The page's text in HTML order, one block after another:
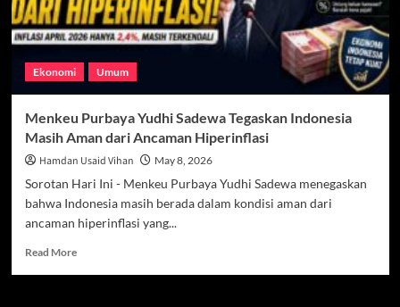
Ekonomi Umum
Menkeu Purbaya Yudhi Sadewa Tegaskan Indonesia
Masih Aman dari Ancaman Hiperinflasi
Hamdan Usaid Vihan May 8, 2026
Sorotan Hari Ini - Menkeu Purbaya Yudhi Sadewa menegaskan
bahwa Indonesia masih berada dalam kondisi aman dari
ancaman hiperinflasi yang...
Read MoreRead